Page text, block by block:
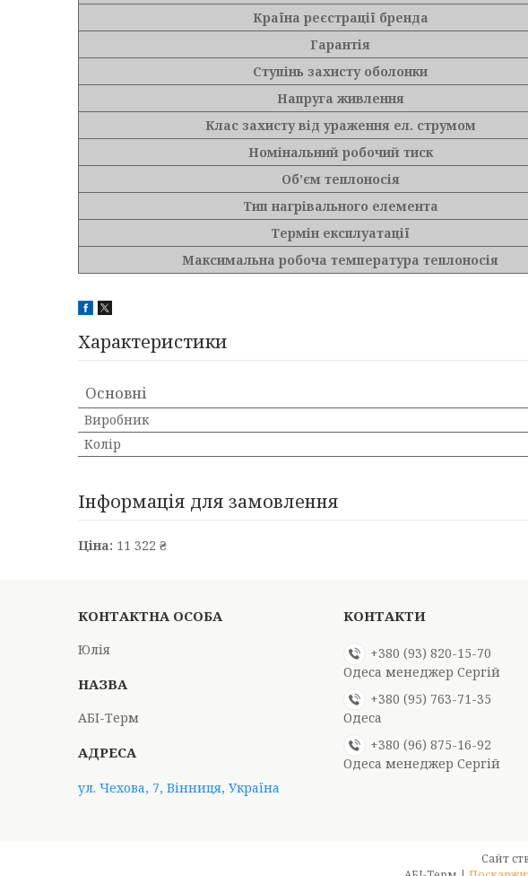
Країна реєстрації бренда
Гарантія
Ступінь захисту оболонки
Напруга живлення
Клас захисту від ураження ел. струмом
Номінальний робочий тиск
Об’єм теплоносія
Тип нагрівального елемента
Термін експлуатації
Максимальна робоча температура теплоносія
Характеристики
Основні
Виробник
Колір
Інформація для замовлення
Ціна: 11 322 ₴
Юлія
АБІ-Терм
ул. Чехова, 7, Вінниця, Україна
+380 (93) 820-15-70
Одеса менеджер Сергій
+380 (95) 763-71-35
Одеса
+380 (96) 875-16-92
Одеса менеджер Сергій
Сайт